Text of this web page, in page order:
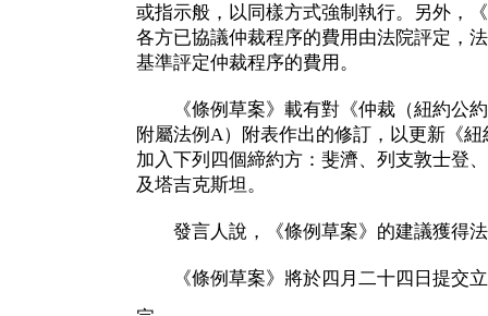
或指示般，以同樣方式強制執行。另外，
各方已協議仲裁程序的費用由法院評定，
基準評定仲裁程序的費用。
《條例草案》載有對《仲裁（紐約公約
附屬法例A）附表作出的修訂，以更新《
加入下列四個締約方：斐濟、列支敦士登
及塔吉克斯坦。
發言人說，《條例草案》的建議獲得法
《條例草案》將於四月二十四日提交立